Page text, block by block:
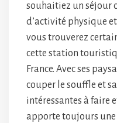
souhaitiez un séjour
d’activité physique
vous trouverez
cette station
France. Avec ses
couper le souffle et
intéressantes à faire
apporte toujours